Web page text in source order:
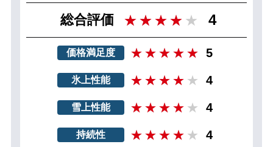
総合評価 4
価格満足度 5
氷上性能 4
雪上性能 4
持続性 4